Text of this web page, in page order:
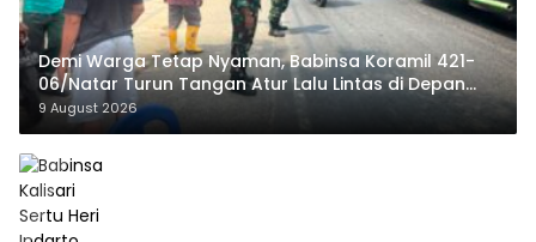
Demi Warga Tetap Nyaman, Babinsa Koramil 421-
06/Natar Turun Tangan Atur Lalu Lintas di Depan
Masjid Baiturrohim
9 August 2026